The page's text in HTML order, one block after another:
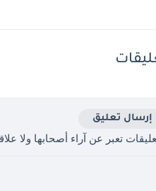
إرسال تعليق
تعبر عن آراء أصحابها ولا